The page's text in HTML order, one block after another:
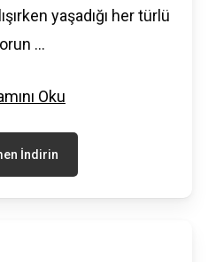
yaşadığı her türlü
...
Oku
İndirin